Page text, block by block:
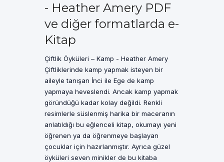
- Heather Amery PDF
ve diğer formatlarda e-
Kitap
Çiftlik Öyküleri – Kamp - Heather Amery
Çiftliklerinde kamp yapmak isteyen bir
aileyle tanışan İnci ile Ege de kamp
yapmaya heveslendi. Ancak kamp yapmak
göründüğü kadar kolay değildi. Renkli
resimlerle süslenmiş harika bir maceranın
anlatıldığı bu eğlenceli kitap, okumayı yeni
öğrenen ya da öğrenmeye başlayan
çocuklar için hazırlanmıştır. Ayrıca güzel
öyküleri seven minikler de bu kitaba